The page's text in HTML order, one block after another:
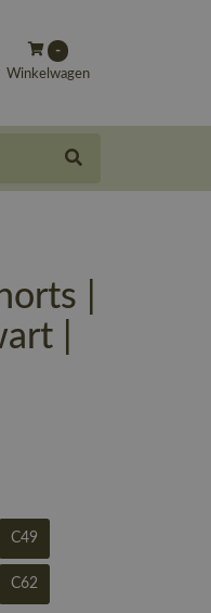
-
Winkelwagen
|
|
C49
C62